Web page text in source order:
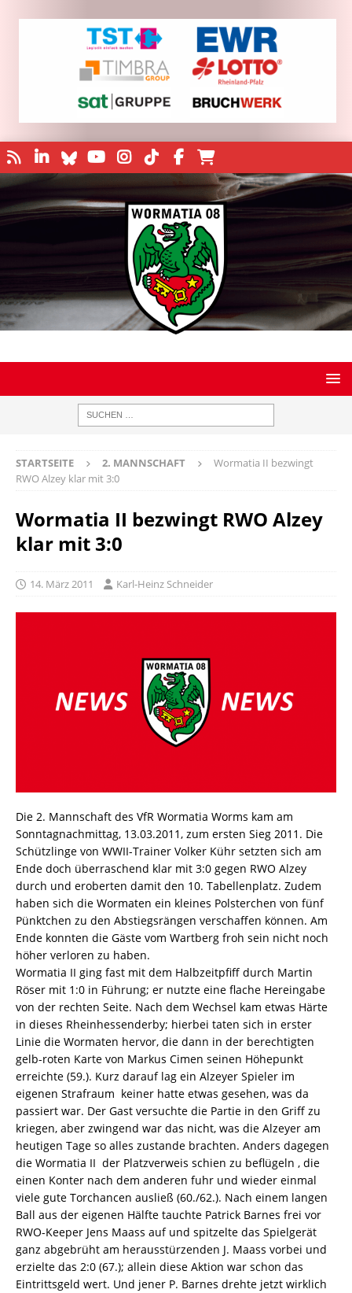
STARTSEITE 2. MANNSCHAFT
Wormatia II bezwingt
RWO Alzey klar mit 3:0
Wormatia II bezwingt RWO Alzey
klar mit 3:0
14. März 2011 Karl-Heinz Schneider
Die 2. Mannschaft des VfR Wormatia Worms kam am
Sonntagnachmittag, 13.03.2011, zum ersten Sieg 2011. Die
Schützlinge von WWII-Trainer Volker Kühr setzten sich am
Ende doch überraschend klar mit 3:0 gegen RWO Alzey
durch und eroberten damit den 10. Tabellenplatz. Zudem
haben sich die Wormaten ein kleines Polsterchen von fünf
Pünktchen zu den Abstiegsrängen verschaffen können. Am
Ende konnten die Gäste vom Wartberg froh sein nicht noch
höher verloren zu haben.
Wormatia II ging fast mit dem Halbzeitpfiff durch Martin
Röser mit 1:0 in Führung; er nutzte eine flache Hereingabe
von der rechten Seite. Nach dem Wechsel kam etwas Härte
in dieses Rheinhessenderby; hierbei taten sich in erster
Linie die Wormaten hervor, die dann in der berechtigten
gelb-roten Karte von Markus Cimen seinen Höhepunkt
erreichte (59.). Kurz darauf lag ein Alzeyer Spieler im
eigenen Strafraum  keiner hatte etwas gesehen, was da
passiert war. Der Gast versuchte die Partie in den Griff zu
kriegen, aber zwingend war das nicht, was die Alzeyer am
heutigen Tage so alles zustande brachten. Anders dagegen
die Wormatia II  der Platzverweis schien zu beflügeln , die
einen Konter nach dem anderen fuhr und wieder einmal
viele gute Torchancen ausließ (60./62.). Nach einem langen
Ball aus der eigenen Hälfte tauchte Patrick Barnes frei vor
RWO-Keeper Jens Maass auf und spitzelte das Spielgerät
ganz abgebrüht am herausstürzenden J. Maass vorbei und
erzielte das 2:0 (67.); allein diese Aktion war schon das
Eintrittsgeld wert. Und jener P. Barnes drehte jetzt wirklich